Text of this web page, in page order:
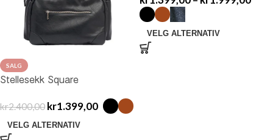
SALG
Stellesekk Square
kr2.400,00 kr1.399,00
VELG ALTERNATIV
VELG ALTERNATIV